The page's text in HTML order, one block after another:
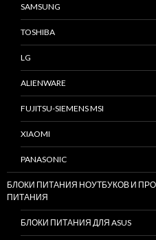
SAMSUNG
TOSHIBA
LG
ALIENWARE
FUJITSU-SIEMENS MSI
XIAOMI
PANASONIC
БЛОКИ ПИТАНИЯ НОУТБУКОВ И
ПИТАНИЯ
БЛОКИ ПИТАНИЯ ДЛЯ ASUS